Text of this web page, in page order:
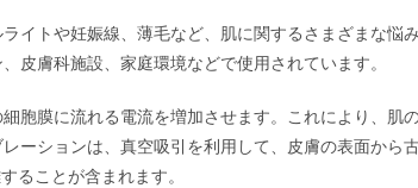
イトや妊娠線、薄毛など、肌に関するさまざまな悩み
皮膚科施設、家庭環境などで使用されています。
胞膜に流れる電流を増加させます。これにより、肌
ーションは、真空吸引を利用して、皮膚の表面から
ことが含まれます。